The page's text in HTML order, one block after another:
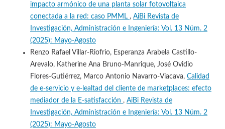
impacto armónico de una planta solar fotovoltaica
conectada a la red: caso PMML , AiBi Revista de
Investigación, Administración e Ingeniería: Vol. 13 Núm. 2
(2025): Mayo-Agosto
Renzo Rafael Villar-Riofrio, Esperanza Arabela Castillo-
Arevalo, Katherine Ana Bruno-Manrique, José Ovidio
Flores-Gutiérrez, Marco Antonio Navarro-Viacava, Calidad
de e-servicio y e-lealtad del cliente de marketplaces: efecto
mediador de la E-satisfacción , AiBi Revista de
Investigación, Administración e Ingeniería: Vol. 13 Núm. 2
(2025): Mayo-Agosto